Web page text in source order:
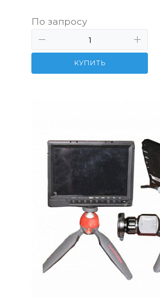
По запросу
КУПИТЬ